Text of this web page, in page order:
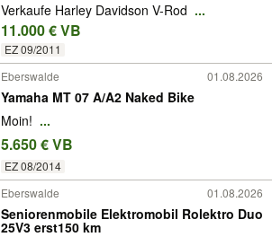
Verkaufe Harley Davidson V-Rod ...
11.000 € VB
EZ 09/2011
Eberswalde 01.08.2026
Yamaha MT 07 A/A2 Naked Bike
Moin! ...
5.650 € VB
EZ 08/2014
Eberswalde 01.08.2026
Seniorenmobile Elektromobil Rolektro Duo
25V3 erst150 km